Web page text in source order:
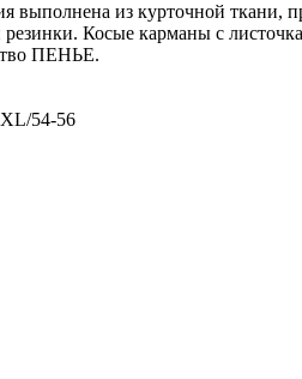
из курточной ткани,
Косые карманы с
ПЕНЬЕ.
54-56